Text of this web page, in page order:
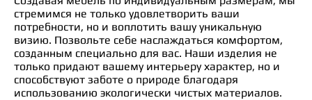
стремимся не только удовлетворить ваши
потребности, но и воплотить вашу уникальную
визию. Позвольте себе наслаждаться комфортом,
созданным специально для вас. Наши изделия не
только придают вашему интерьеру характер, но и
способствуют заботе о природе благодаря
использованию экологически чистых материалов.